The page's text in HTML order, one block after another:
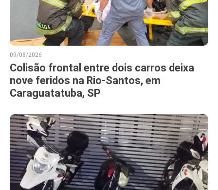
09/08/2026
Colisão frontal entre dois carros deixa
nove feridos na Rio-Santos, em
Caraguatatuba, SP